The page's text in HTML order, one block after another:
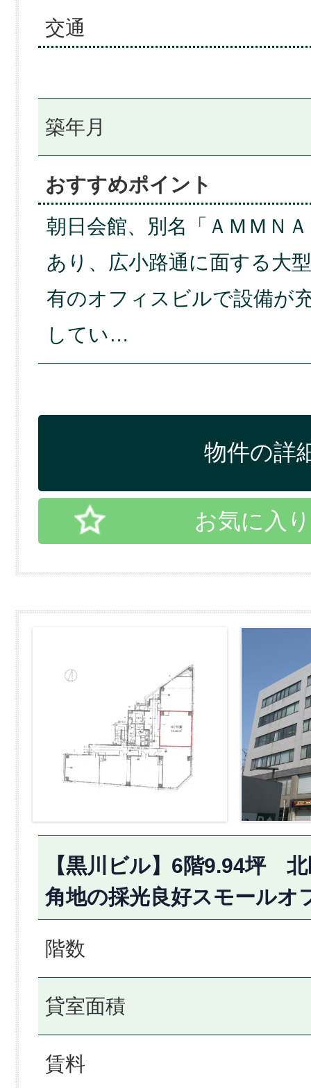
交通
築年月
おすすめポイント
朝日会館、別名「ＡＭＭＮ
あり、広小路通に面する大
有のオフィスビルで設備が
してい…
物件の詳
お気に入
【黒川ビル】6階9.94坪
角地の採光良好スモールオ
階数
貸室面積
賃料